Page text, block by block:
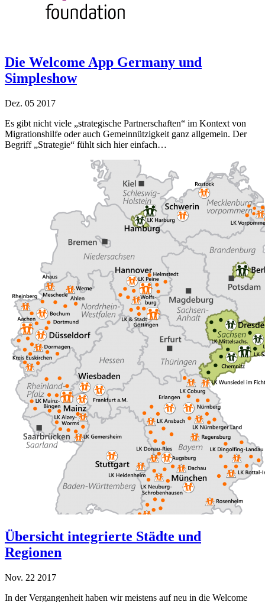
Die Welcome App Germany und
Simpleshow
Dez. 05 2017
Es gibt nicht viele „strategische Partnerschaften“ im Kontext von
Migrationshilfe oder auch Gemeinnützigkeit ganz allgemein. Der
Begriff „Strategie“ fühlt sich hier einfach…
Übersicht integrierte Städte und
Regionen
Nov. 22 2017
In der Vergangenheit haben wir meistens auf neu in die Welcome